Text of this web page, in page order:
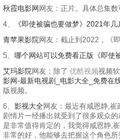
秋霞电影网网友：正片。具体总集数
4、
《即使被骗也要做梦》2021年几
青苹果影院网友：截止到2022，《
5、 哪个网站可以免费看正版《即使
艾玛影院网友：除了 优酷视频视频
影网-最新电视剧_电影大全_免费在
版视频。
6、 影视大全网友：最近有咸恩静,崔
剧情片一经播出就受到了很多观众
是非常值得肯定的，我觉得咸恩静,
非常的好，他能够去把握这个角色